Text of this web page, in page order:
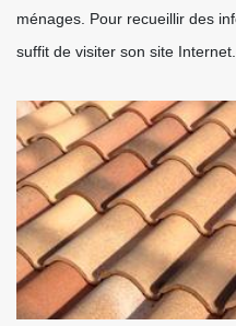
ménages. Pour recueillir des
suffit de visiter son site Internet.